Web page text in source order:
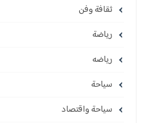
ثقافة وفن
رياضة
رياضه
سياحة
سياحة واقتصاد